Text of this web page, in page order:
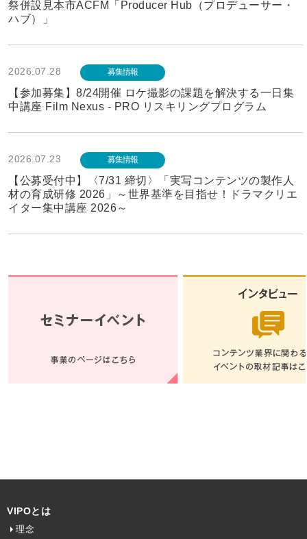
祭併設見本市ACFM「Producer Hub（プロデューサー・
ハブ）」
2026.07.28 募集情報
【参加募集】8/24開催 ロケ撮影の課題を解決する一日集
中講座 Film Nexus - PRO リスキリングプログラム
2026.07.23 募集情報
【公募受付中】〈7/31 締切〉「実写コンテンツの製作人
材の育成研修 2026」～世界基準を目指せ！ドラマクリエ
イター集中講座 2026～
VIPOとは
理念